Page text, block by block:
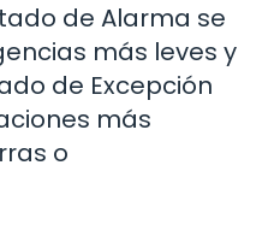
de Alarma se
más leves y
de Excepción
más
o